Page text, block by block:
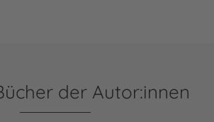
der Autor:innen